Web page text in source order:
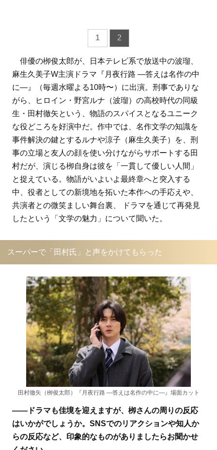
1 2
俳優の栁俊太郎が、日本テレビ系で放送中の波瑠、
麻生久美子W主演ドラマ『月夜行路 ―答えは名作の中
に―』（毎週水曜よる10時〜）に出演。刑事でありな
がら、ヒロイン・野宮ルナ（波瑠）の高校時代の同級
生・田村徹矢という、物語のスパイスとなるユニーク
な役どころを好演中だ。作中では、名作文学の知識を
事件解決の鍵とするルナや涼子（麻生久美子）を、刑
事の立場と友人の顔を使い分けながらサポートする田
村だが、演じる栁自身は彼を「一貫して優しい人間」
と捉えている。物語がいよいよ最終章へと突入する
中、役者としての新境地を拓いた本作への手応えや、
共演者との微笑ましい舞台裏、 ドラマを通じて再発見
したという「文学の魅力」について聞いた。
スーパーで「田村氏」と声をかけてもらった
田村徹矢（栁俊太郎）『月夜行路 ―答えは名作の中に―』場面カット
――ドラマも佳境を迎えますが、栁さんの周りの反応
はいかがでしょうか。SNSでのリアクションや知人か
らの反応など、印象的なものがありましたらお聞かせ